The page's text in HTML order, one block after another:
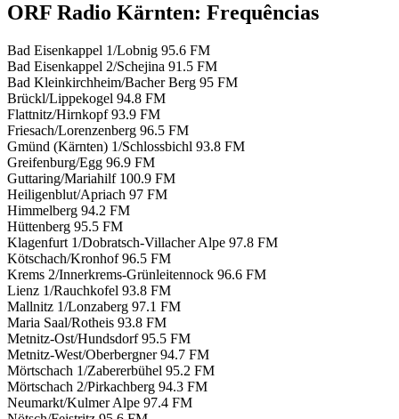
ORF Radio Kärnten: Frequências
Bad Eisenkappel 1/Lobnig 95.6 FM
Bad Eisenkappel 2/Schejina 91.5 FM
Bad Kleinkirchheim/Bacher Berg 95 FM
Brückl/Lippekogel 94.8 FM
Flattnitz/Hirnkopf 93.9 FM
Friesach/Lorenzenberg 96.5 FM
Gmünd (Kärnten) 1/Schlossbichl 93.8 FM
Greifenburg/Egg 96.9 FM
Guttaring/Mariahilf 100.9 FM
Heiligenblut/Apriach 97 FM
Himmelberg 94.2 FM
Hüttenberg 95.5 FM
Klagenfurt 1/Dobratsch-Villacher Alpe 97.8 FM
Kötschach/Kronhof 96.5 FM
Krems 2/Innerkrems-Grünleitennock 96.6 FM
Lienz 1/Rauchkofel 93.8 FM
Mallnitz 1/Lonzaberg 97.1 FM
Maria Saal/Rotheis 93.8 FM
Metnitz-Ost/Hundsdorf 95.5 FM
Metnitz-West/Oberbergner 94.7 FM
Mörtschach 1/Zabererbühel 95.2 FM
Mörtschach 2/Pirkachberg 94.3 FM
Neumarkt/Kulmer Alpe 97.4 FM